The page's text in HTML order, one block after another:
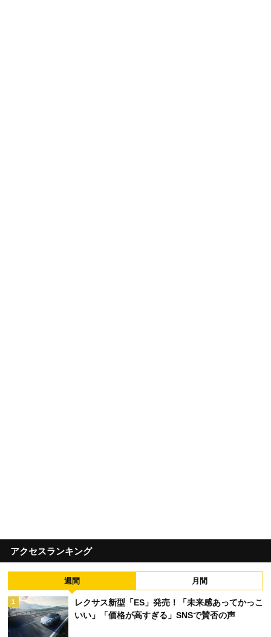
アクセスランキング
週間 月間
1
レクサス新型「ES」発売！「未来感あってかっこ
いい」「価格が高すぎる」SNSで賛否の声